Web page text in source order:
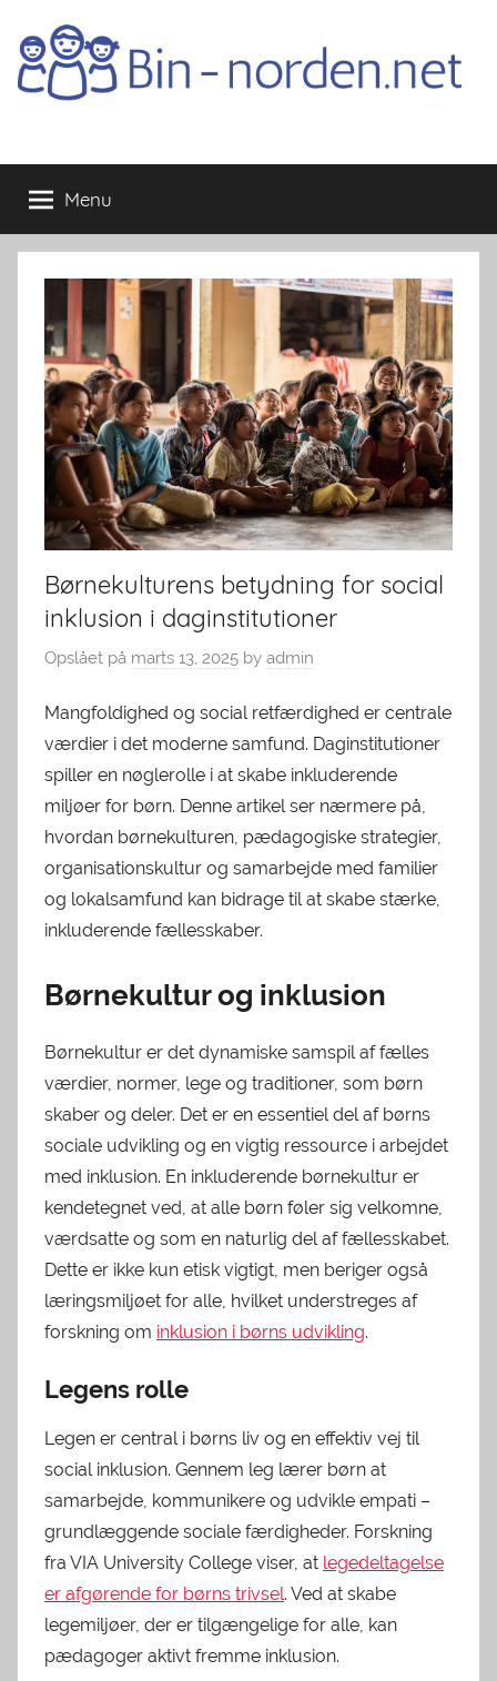
content
Bin-
norden.net
Menu
Børnekulturens betydning for social
inklusion i daginstitutioner
Opslået på marts 13, 2025 by admin
Mangfoldighed og social retfærdighed er centrale
værdier i det moderne samfund. Daginstitutioner
spiller en nøglerolle i at skabe inkluderende
miljøer for børn. Denne artikel ser nærmere på,
hvordan børnekulturen, pædagogiske strategier,
organisationskultur og samarbejde med familier
og lokalsamfund kan bidrage til at skabe stærke,
inkluderende fællesskaber.
Børnekultur og inklusion
Børnekultur er det dynamiske samspil af fælles
værdier, normer, lege og traditioner, som børn
skaber og deler. Det er en essentiel del af børns
sociale udvikling og en vigtig ressource i arbejdet
med inklusion. En inkluderende børnekultur er
kendetegnet ved, at alle børn føler sig velkomne,
værdsatte og som en naturlig del af fællesskabet.
Dette er ikke kun etisk vigtigt, men beriger også
læringsmiljøet for alle, hvilket understreges af
forskning om inklusion i børns udvikling.
Legens rolle
Legen er central i børns liv og en effektiv vej til
social inklusion. Gennem leg lærer børn at
samarbejde, kommunikere og udvikle empati –
grundlæggende sociale færdigheder. Forskning
fra VIA University College viser, at legedeltagelse
er afgørende for børns trivsel. Ved at skabe
legemiljøer, der er tilgængelige for alle, kan
pædagoger aktivt fremme inklusion.